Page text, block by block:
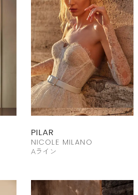
PILAR
NICOLE MILANO
Aライン